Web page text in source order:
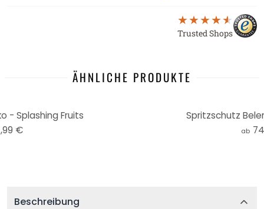
Trusted Shops
ÄHNLICHE PRODUKTE
- Splashing Fruits
€
Spritzschutz
ab
Beschreibung